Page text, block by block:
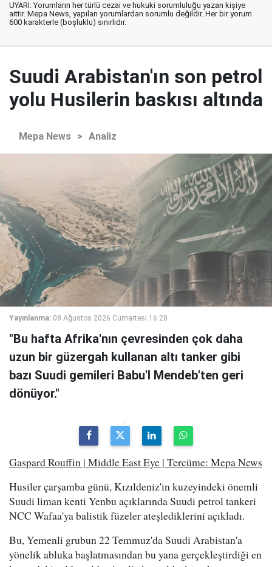
UYARI: Yorumların her türlü cezai ve hukuki sorumluluğu yazan kişiye
aittir. Mepa News, yapılan yorumlardan sorumlu değildir. Her bir yorum
600 karakterle (boşluklu) sınırlıdır.
Suudi Arabistan'ın son petrol
yolu Husilerin baskısı altında
Mepa News > Analiz
Yayınlanma: 08 Ağustos 2026 Cumartesi 16:28
"Bu hafta Afrika'nın çevresinden çok daha
uzun bir güzergah kullanan altı tanker gibi
bazı Suudi gemileri Babu'l Mendeb'ten geri
dönüyor."
Gaspard Rouffin | Middle East Eye | Tercüme: Mepa News
Husiler çarşamba günü, Kızıldeniz'in kuzeyindeki önemli
Suudi liman kenti Yenbu açıklarında Suudi petrol tankeri
NCC Wafaa'ya balistik füzeler ateşlediklerini açıkladı.
Bu, Yemenli grubun 22 Temmuz'da Suudi Arabistan'a
yönelik abluka başlatmasından bu yana gerçekleştirdiği en